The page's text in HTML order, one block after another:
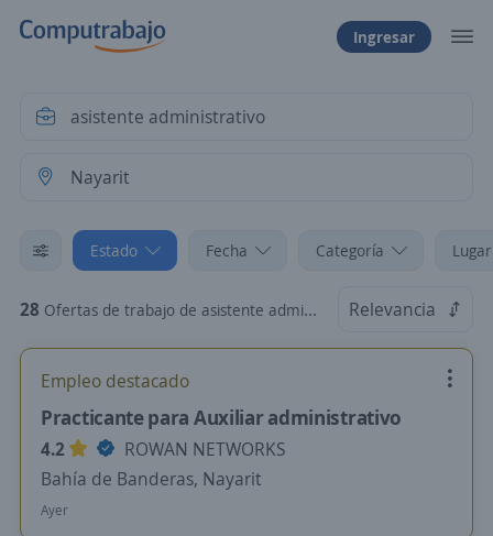
Ingresar
Estado Fecha Categoría
28 Ofertas de trabajo de asistente administrativo en Nayarit Relevancia
Empleo destacado
Practicante para Auxiliar administrativo
4.2
ROWAN NETWORKS
Bahía de Banderas, Nayarit
Ayer